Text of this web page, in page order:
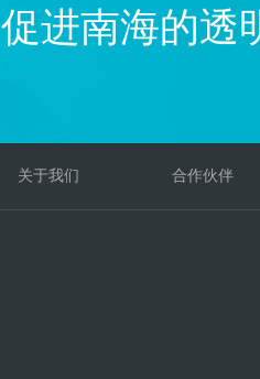
促进南海的透
关于我们 合作伙伴